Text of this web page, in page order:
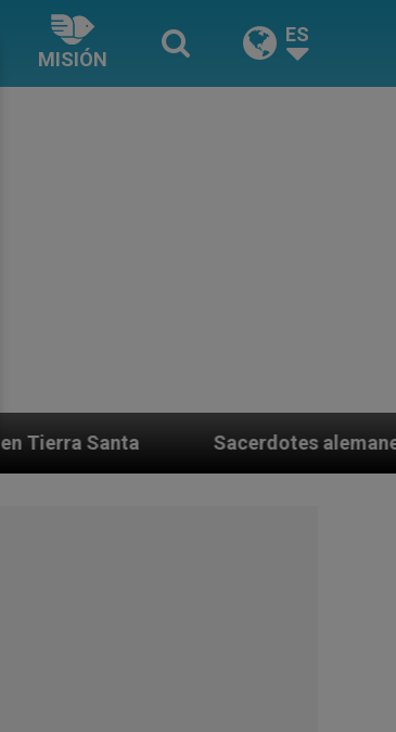
MISIÓN
ES
Sacerdotes alemanes fieles al Papa